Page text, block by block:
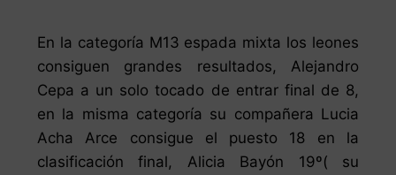
En la categoría M13 espada mixta los leones
consiguen grandes resultados, Alejandro
Cepa a un solo tocado de entrar final de 8,
en la misma categoría su compañera Lucia
Acha Arce consigue el puesto 18 en la
clasificación final, Alicia Bayón 19º( su